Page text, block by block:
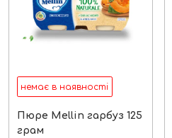
немає в наявності
Пюре Mellin гарбуз 125
грам